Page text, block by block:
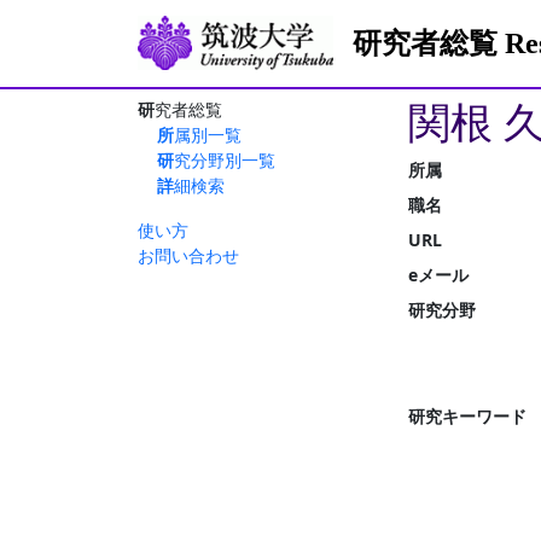
研究者総覧
研究者総覧
所属別一覧
研究分野別一覧
詳細検索
使い方
お問い合わせ
関根
所属
職名
URL
eメール
研究分野
研究キーワード